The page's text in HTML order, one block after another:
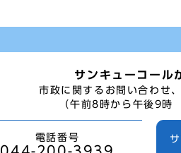
サンキューコール
市政に関するお問い合わせ
（午前8時から午後9時
電話番号